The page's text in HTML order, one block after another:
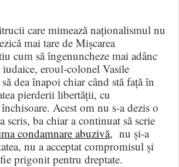
care mimează naționalismul nu
mai tare de Mișcarea
cum să îngenuncheze mai adânc
eroul-colonel Vasile
dea înapoi chiar când stă față în
pierderii libertății, cu
Acest om nu s-a dezis o
scris, ba chiar a continuat să scrie
condamnare abuzivă, nu și-a
nu a acceptat compromisul și
prigonit pentru dreptate.